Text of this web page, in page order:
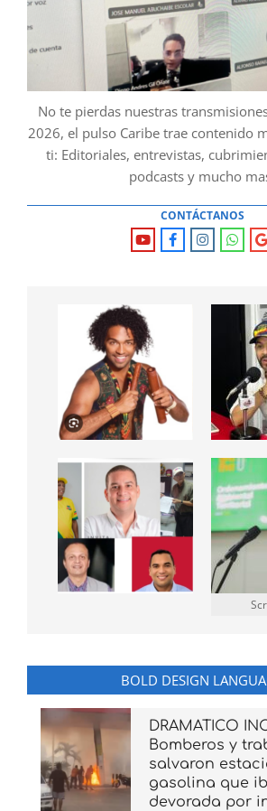
No te pierdas nuestras
2026, el pulso Caribe trae contenido
ti: Editoriales, entrevistas,
podcasts y mucho
CONTÁCTANOS
BOLD DESIGN
DRAMATICO
Bomberos y
salvaron
gasolina que
devorada por